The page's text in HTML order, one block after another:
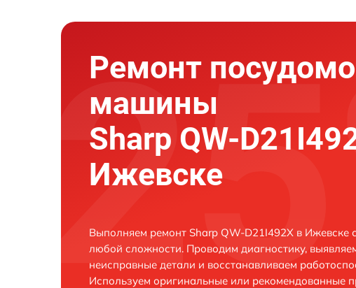
Ремонт
машины
Sharp QW-
Ижевске
Выполняем ремонт Sharp QW-D21I492X в Ижевске
любой сложности. Проводим диагностику,
неисправные детали и восстанавливаем
Используем оригинальные или рекомендованные